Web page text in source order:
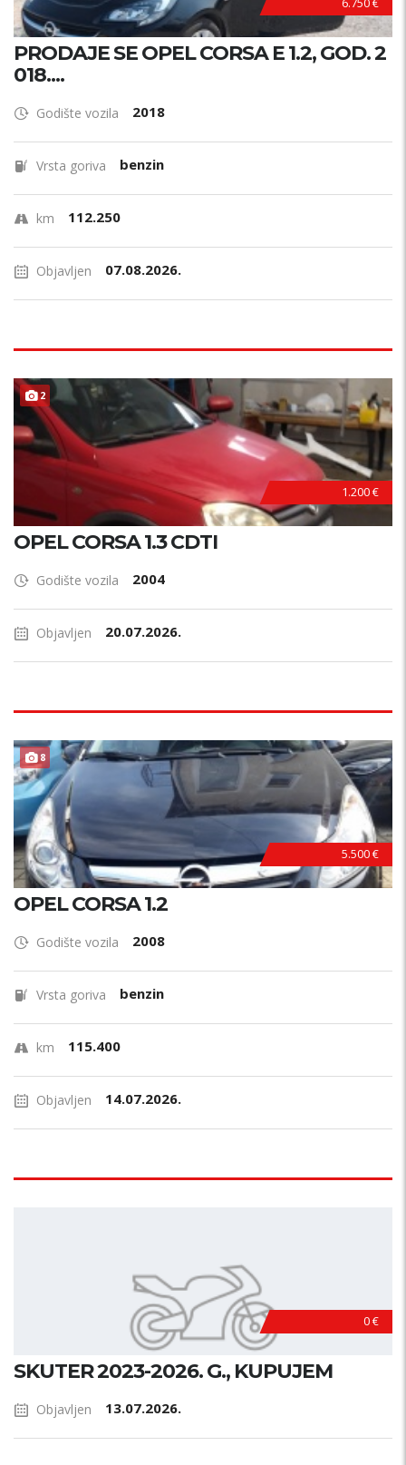
PRODAJE SE OPEL CORSA E 1.2, GOD. 2
018....
Godište vozila 2018
Vrsta goriva benzin
km 112.250
Objavljen 07.08.2026.
2
1.200 €
OPEL CORSA 1.3 CDTI
Godište vozila 2004
Objavljen 20.07.2026.
8
5.500 €
OPEL CORSA 1.2
Godište vozila 2008
Vrsta goriva benzin
km 115.400
Objavljen 14.07.2026.
0 €
SKUTER 2023-2026. G., KUPUJEM
Objavljen 13.07.2026.